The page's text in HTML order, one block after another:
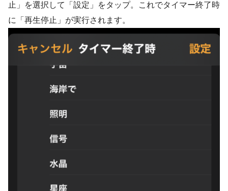
止」を選択して「設定」をタップ。これでタイマー終了時
に「再生停止」が実行されます。